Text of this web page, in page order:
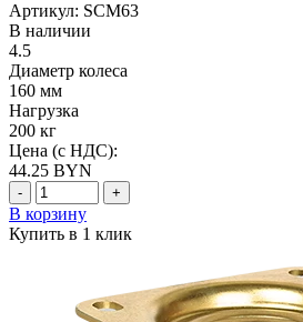
Артикул: SCM63
В наличии
4.5
Диаметр колеса
160 мм
Нагрузка
200 кг
Цена (с НДС):
44.25 BYN
- +
В корзину
Купить в 1 клик